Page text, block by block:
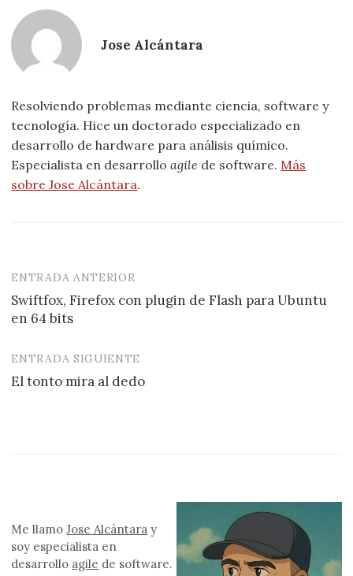
Jose Alcántara
Resolviendo problemas mediante ciencia, software y
tecnología. Hice un doctorado especializado en
desarrollo de hardware para análisis químico.
Especialista en desarrolloagile de software. Más
sobre Jose Alcántara.
Navegación
de
ENTRADA ANTERIOR
Swiftfox, Firefox con plugin de Flash para Ubuntu
en 64 bits
ENTRADA SIGUIENTE
El tonto mira al dedo
Me llamoJose Alcántara y
soy especialista en
desarrollo agile de software.